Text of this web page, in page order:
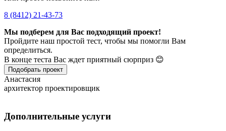
8 (8412) 21-43-73
Мы подберем для Вас подходящий проект!
Пройдите наш простой тест, чтобы мы помогли Вам
определиться.
В конце теста Вас ждет приятный сюрприз 😊
Подобрать проект
Анастасия
архитектор проектировщик
Дополнительные услуги